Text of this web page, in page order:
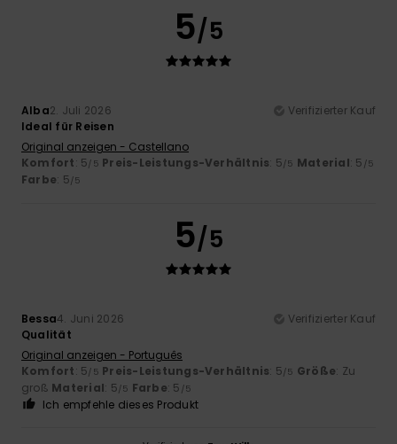
5/5
Alba2. Juli 2026
Verifizierter Kauf
Ideal für Reisen
Original anzeigen - Castellano
Komfort: 5/5 Preis-Leistungs-Verhältnis: 5/5 Material: 5 /5
Farbe: 5/5
5/5
Bessa4. Juni 2026
Verifizierter Kauf
Qualität
Original anzeigen - Português
Komfort: 5/5 Preis-Leistungs-Verhältnis: 5/5 Größe: Zu
groß Material: 5/5 Farbe: 5 /5
Ich empfehle dieses Produkt